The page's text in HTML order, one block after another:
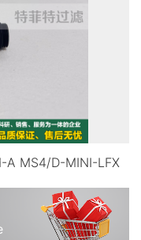
A MS4/D-MINI-LFX